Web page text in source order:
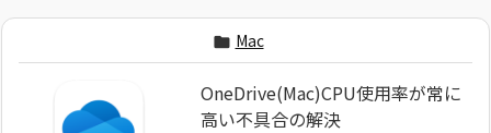
 Mac
OneDrive(Mac)CPU使用率が常に
高い不具合の解決